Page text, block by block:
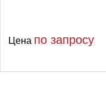
Цена по запросу